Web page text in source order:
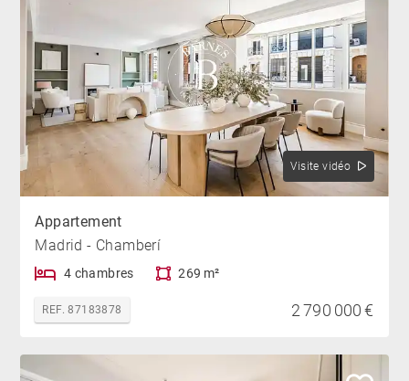
Visite vidéo
Appartement
Madrid - Chamberí
4 chambres 269 m²
REF. 87183878 2 790 000 €